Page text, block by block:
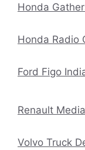
Honda
Honda Radio
Ford Figo
Renault
Volvo Truck